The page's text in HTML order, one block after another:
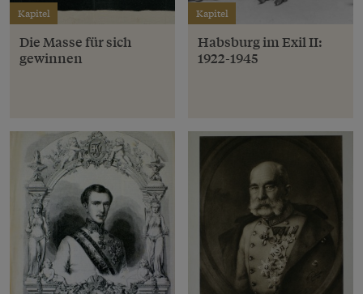
Kapitel
Die Masse für sich
gewinnen
Kapitel
Habsburg im Exil II:
1922-1945